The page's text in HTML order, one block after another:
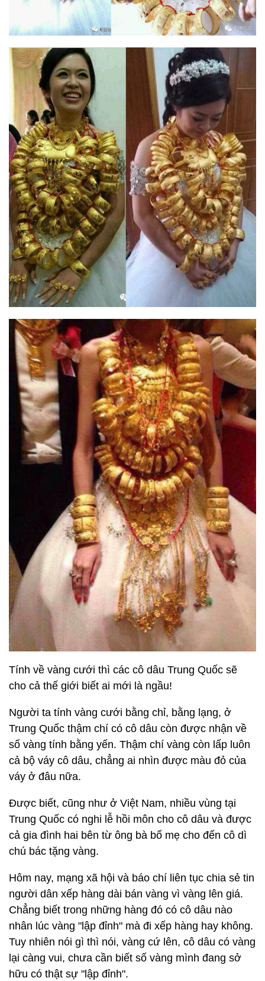
Tính về vàng cưới thì các cô dâu Trung Quốc sẽ
cho cả thế giới biết ai mới là ngầu!
Người ta tính vàng cưới bằng chỉ, bằng lạng, ở
Trung Quốc thậm chí có cô dâu còn được nhận về
số vàng tính bằng yến. Thậm chí vàng còn lấp luôn
cả bộ váy cô dâu, chẳng ai nhìn được màu đỏ của
váy ở đâu nữa.
Được biết, cũng như ở Việt Nam, nhiều vùng tại
Trung Quốc có nghi lễ hồi môn cho cô dâu và được
cả gia đình hai bên từ ông bà bố mẹ cho đến cô dì
chú bác tặng vàng.
Hôm nay, mạng xã hội và báo chí liên tục chia sẻ tin
người dân xếp hàng dài bán vàng vì vàng lên giá.
Chẳng biết trong những hàng đó có cô dâu nào
nhân lúc vàng "lập đỉnh" mà đi xếp hàng hay không.
Tuy nhiên nói gì thì nói, vàng cứ lên, cô dâu có vàng
lại càng vui, chưa cần biết số vàng mình đang sở
hữu có thật sự "lập đỉnh".